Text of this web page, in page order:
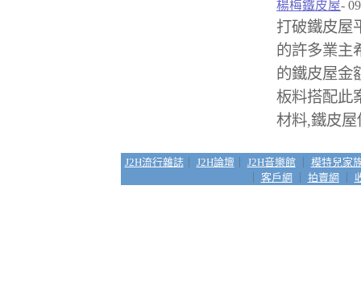
楊梅鐵皮屋-
打破鐵皮屋
的許多業主
的鐵皮屋金
板料搭配此
材料,鐵皮屋
J2H流行雜誌｜ J2H論壇｜ J2H音樂館｜ 模特兒家
客戶網 拍賣網